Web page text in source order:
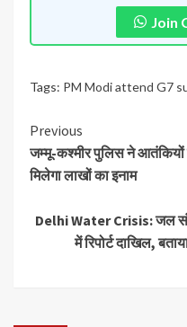
Join
Tags: PM Modi attend G7
Previous
जम्मू-कश्मीर पुलिस ने
मिलेगा लाखों का इनाम
Delhi Water Crisis: जल
में रिपोर्ट दाखिल,